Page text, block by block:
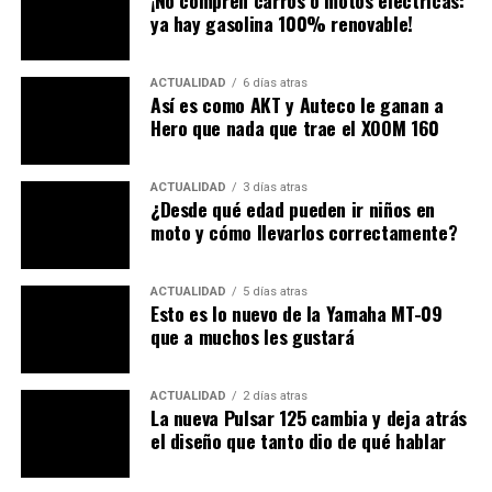
un enfoque más asfáltico (crossover) o uno
puramente todoterreno.
El corazón de la bestia: 750 cc de
puro torque
Mecánicamente, la Himalayan 750 marcará un hito sin
partirá desde cero; los ingenieros tomaron como base la
ultra confiable y probada plataforma bicilíndrica en
paralelo de 650 cc (la misma que da vida a la
ya hay gasolina 100% renovable!
ACTUALIDAD 6 días atras
Así es como AKT y Auteco le ganan a
Hero que nada que trae el XOOM 160
ACTUALIDAD 3 días atras
¿Desde qué edad pueden ir niños en
moto y cómo llevarlos correctamente?
ACTUALIDAD 5 días atras
Esto es lo nuevo de la Yamaha MT-09
que a muchos les gustará
ACTUALIDAD 2 días atras
La nueva Pulsar 125 cambia y deja atrás
el diseño que tanto dio de qué hablar